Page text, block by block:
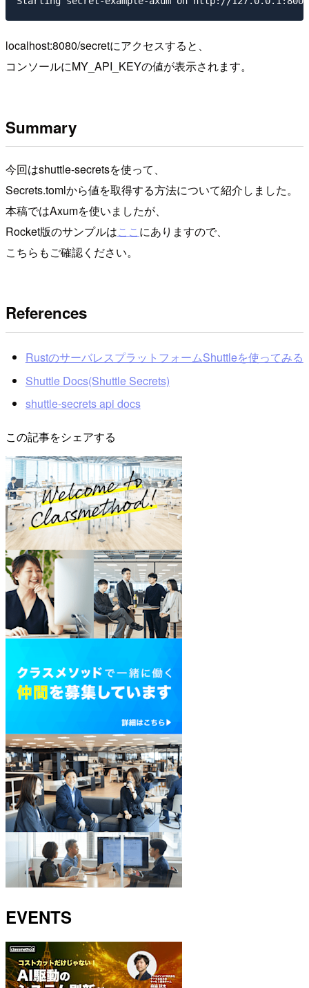
localhost:8080/secretにアクセスすると、
コンソールにMY_API_KEYの値が表示されます。
Summary
今回はshuttle-secretsを使って、
Secrets.tomlから値を取得する方法について紹介しました。
本稿ではAxumを使いましたが、
Rocket版のサンプルはここにありますので、
こちらもご確認ください。
References
RustのサーバレスプラットフォームShuttleを使ってみる
Shuttle Docs(Shuttle Secrets)
shuttle-secrets api docs
この記事をシェアする
EVENTS